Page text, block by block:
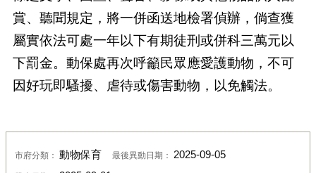
賞、聽聞規定，將一併函送地檢署偵辦，倘查獲
屬實依法可處一年以下有期徒刑或併科三萬元以
下罰金。動保處再次呼籲民眾應愛護動物，不可
因好玩即騷擾、虐待或傷害動物，以免觸法。
市府分類： 動物保育 最後異動日期： 2025-09-05